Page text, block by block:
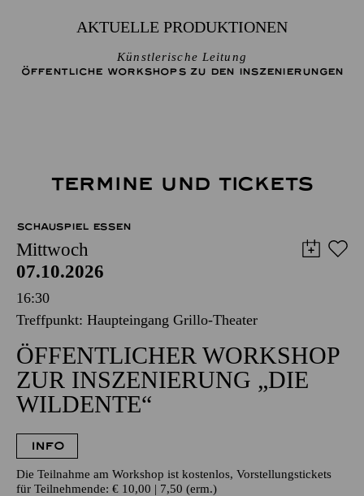
AKTUELLE PRODUKTIONEN
Künstlerische Leitung
ÖFFENTLICHE WORKSHOPS ZU DEN INSZENIERUNGEN
TERMINE UND TICKETS
SCHAUSPIEL ESSEN
Mittwoch
07.10.2026
16:30
Treffpunkt: Haupteingang Grillo-Theater
ÖFFENTLICHER WORKSHOP
ZUR INSZENIERUNG „DIE
WILDENTE“
INFO
Die Teilnahme am Workshop ist kostenlos, Vorstellungstickets
für Teilnehmende: € 10,00 | 7,50 (erm.)